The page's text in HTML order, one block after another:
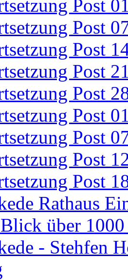
Post
Post
Post
Post
Post
Post
Post
Post
Post
Rathaus
über 1000
- Stehfen